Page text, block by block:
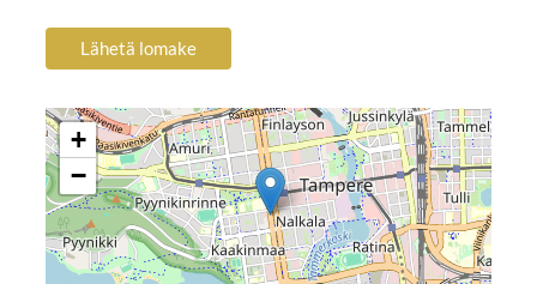
Lähetä lomake
+
−